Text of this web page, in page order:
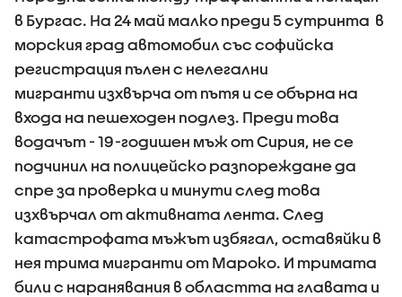
в Бургас. На 24 май малко преди 5 сутринта в
морския град автомобил със софийска
регистрация пълен с нелегални
мигранти изхвърча от пътя и се обърна на
входа на пешеходен подлез. Преди това
водачът - 19-годишен мъж от Сирия, не се
подчинил на полицейско разпореждане да
спре за проверка и минути след това
изхвърчал от активната лента. След
катастрофата мъжът избягал, оставяйки в
нея трима мигранти от Мароко. И тримата
били с наранявания в областта на главата и